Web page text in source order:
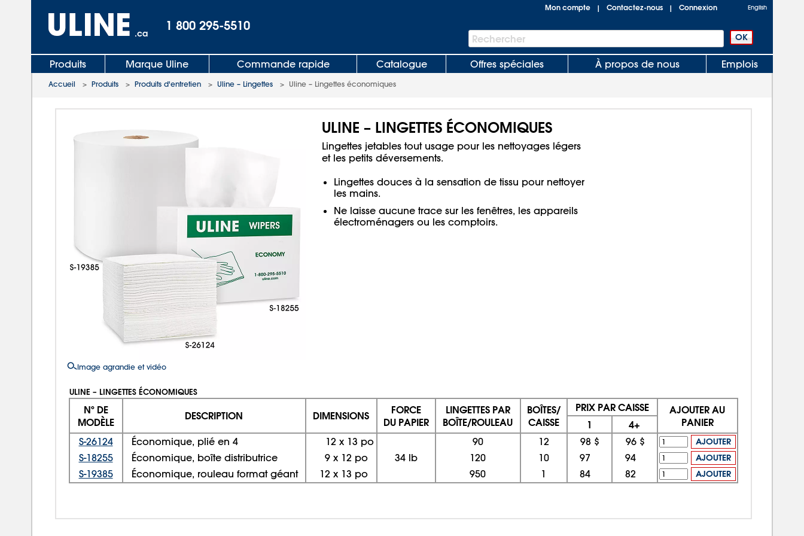
.ca
1 800 295-5510
Mon compte | Contactez-nous | Connexion English
Barre
de
recherche
Rechercher
Produits Marque Uline Commande rapide Catalogue Offres spéciales À propos de nous Emplois
Accueil > Produits > Produits d'entretien > Uline – Lingettes > Uline – Lingettes économiques
Image agrandie et vidéo
ULINE – LINGETTES ÉCONOMIQUES
Lingettes jetables tout usage pour les nettoyages légers
et les petits déversements.
Lingettes douces à la sensation de tissu pour nettoyer
les mains.
Ne laisse aucune trace sur les fenêtres, les appareils
électroménagers ou les comptoirs.
ULINE – LINGETTES ÉCONOMIQUES
Nº DE
MODÈLE
DESCRIPTION DIMENSIONS
FORCE
DU PAPIER
LINGETTES PAR
BOÎTE/ROULEAU
BOÎTES/
CAISSE
PRIX PAR CAISSE
AJOUTER AU
PANIER
1 4+
S-26124 Économique, plié en 4 12 x 13 po
34 lb
90 12 98 $ 96 $ AJOUTER
S-18255 Économique, boîte distributrice 9x 12 po 120 10 97 94 AJOUTER
S-19385 Économique, rouleau format géant 12 x 13 po 950 1 84 82 AJOUTER